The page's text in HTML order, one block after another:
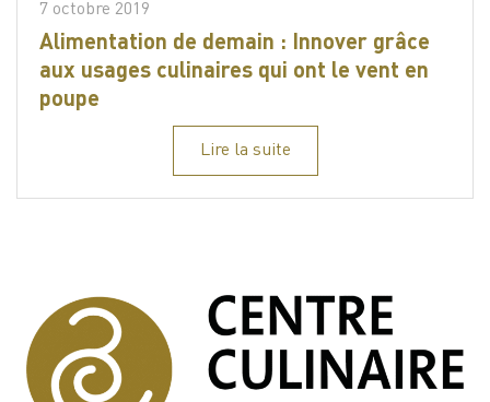
7 octobre 2019
Alimentation de demain : Innover grâce
aux usages culinaires qui ont le vent en
poupe
Lire la suite